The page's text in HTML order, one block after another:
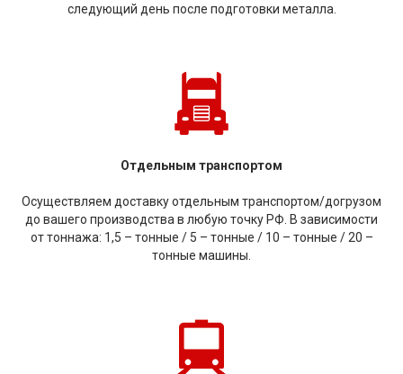
следующий день после подготовки металла.
Отдельным транспортом
Осуществляем доставку отдельным транспортом/догрузом
до вашего производства в любую точку РФ. В зависимости
от тоннажа: 1,5 – тонные / 5 – тонные / 10 – тонные / 20 –
тонные машины.